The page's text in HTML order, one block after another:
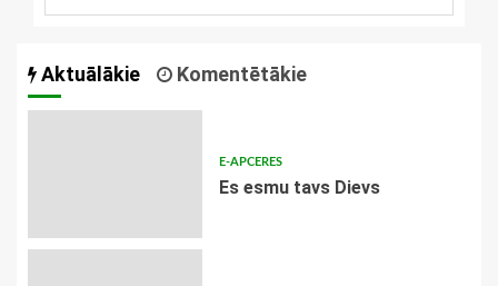
Aktuālākie Komentētākie
E-APCERES
Es esmu tavs Dievs